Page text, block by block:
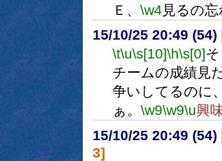
Ｅ、 \w4 見るの
15/10/25 20:49 (54)
\t\u\s[10]\h\s[0]
チームの成績見
争いしてるのに
ぁ。 \w9\w9\u興
15/10/25 20:49 (54)
3]